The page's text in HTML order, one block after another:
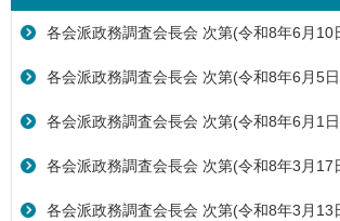
各会派政務調査会長会 次第(令和8年6月10
各会派政務調査会長会 次第(令和8年6月5
各会派政務調査会長会 次第(令和8年6月1
各会派政務調査会長会 次第(令和8年3月17
各会派政務調査会長会 次第(令和8年3月13